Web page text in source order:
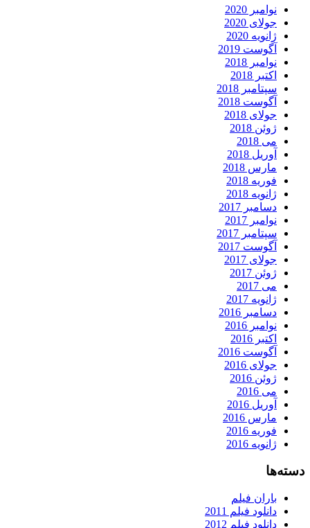
نوامبر 2020
جولای 2020
ژانویه 2020
آگوست 2019
نوامبر 2018
اکتبر 2018
سپتامبر 2018
آگوست 2018
جولای 2018
ژوئن 2018
می 2018
آوریل 2018
مارس 2018
فوریه 2018
ژانویه 2018
دسامبر 2017
نوامبر 2017
سپتامبر 2017
آگوست 2017
جولای 2017
ژوئن 2017
می 2017
ژانویه 2017
دسامبر 2016
نوامبر 2016
اکتبر 2016
آگوست 2016
جولای 2016
ژوئن 2016
می 2016
آوریل 2016
مارس 2016
فوریه 2016
ژانویه 2016
دسته‌ها
باران فیلم
دانلود فیلم 2011
دانلود فیلم 2012